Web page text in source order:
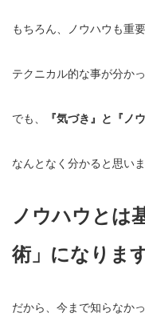
もちろん、ノウハウも重要
テクニカル的な事が分か
でも、 『気づき』と『ノ
なんとなく分かると思いま
ノウハウとは
術」になります
だから、今まで知らなか